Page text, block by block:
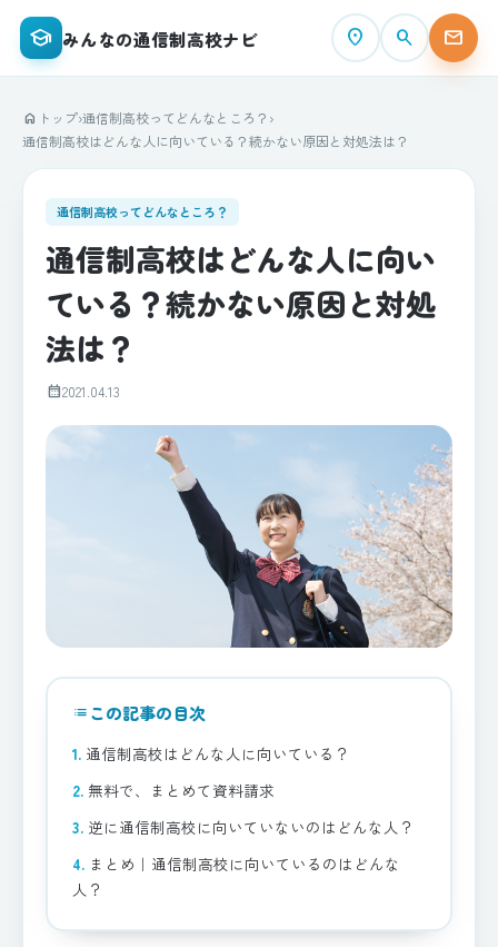
school みんなの通信制高校ナビ place search mail
home トップ›通信制高校ってどんなところ？ ›
通信制高校はどんな人に向いている？続かない原因と対処法は？
通信制高校ってどんなところ？
通信制高校はどんな人に向い
ている？続かない原因と対処
法は？
calendar_month2021.04.13
list この記事の目次
通信制高校はどんな人に向いている？
無料で、まとめて資料請求
逆に通信制高校に向いていないのはどんな人？
まとめ｜通信制高校に向いているのはどんな
人？